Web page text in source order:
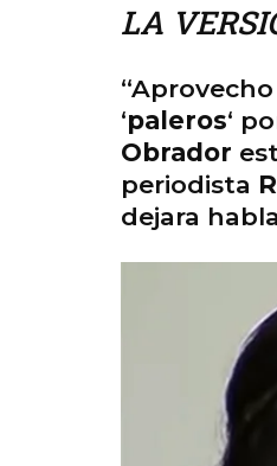
LA
‘paleros‘
Obrador
periodista
dejara